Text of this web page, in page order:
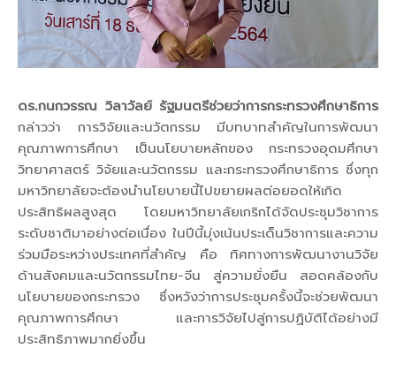
ดร.กนกวรรณ วิลาวัลย์ รัฐมนตรีช่วยว่าการกระทรวงศึกษาธิการ
กล่าวว่า การวิจัยและนวัตกรรม มีบทบาทสำคัญในการพัฒนา
คุณภาพการศึกษา เป็นนโยบายหลักของ กระทรวงอุดมศึกษา
วิทยาศาสตร์ วิจัยและนวัตกรรม และกระทรวงศึกษาธิการ ซึ่งทุก
มหาวิทยาลัยจะต้องนำนโยบายนี้ไปขยายผลต่อยอดให้เกิด
ประสิทธิผลสูงสุด โดยมหาวิทยาลัยเกริกได้จัดประชุมวิชาการ
ระดับชาติมาอย่างต่อเนื่อง ในปีนี้มุ่งเน้นประเด็นวิชาการและความ
ร่วมมือระหว่างประเทศที่สำคัญ คือ ทิศทางการพัฒนางานวิจัย
ด้านสังคมและนวัตกรรมไทย-จีน สู่ความยั่งยืน สอดคล้องกับ
นโยบายของกระทรวง ซึ่งหวังว่าการประชุมครั้งนี้จะช่วยพัฒนา
คุณภาพการศึกษา และการวิจัยไปสู่การปฏิบัติได้อย่างมี
ประสิทธิภาพมากยิ่งขึ้น